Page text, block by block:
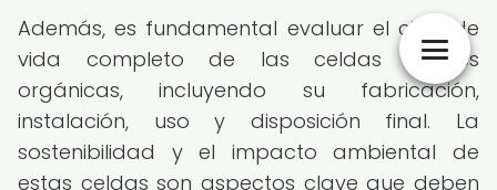
Además, es fundamental evaluar el ciclo de
vida completo de las celdas solares
orgánicas, incluyendo su fabricación,
instalación, uso y disposición final. La
sostenibilidad y el impacto ambiental de
estas celdas son aspectos clave que deben